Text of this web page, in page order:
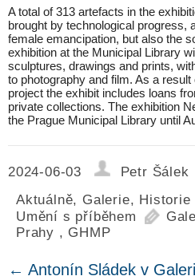
A total of 313 artefacts in the
brought by technological progress,
female emancipation, but also the
exhibition at the Municipal Library
sculptures, drawings and prints,
to photography and film. As a
project the exhibit includes loans
private collections. The exhibition
the Prague Municipal Library until
2024-06-03
Petr Šálek
Aktuálně, Galerie, Historie
Umění s příběhem
Prahy , GHMP
← Antonín Sládek v